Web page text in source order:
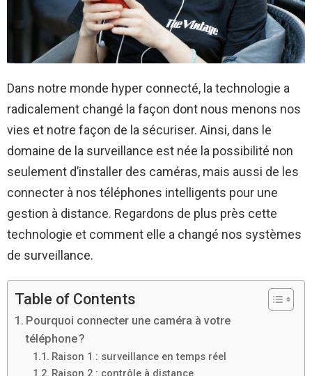
Dans notre monde hyper connecté, la technologie a
radicalement changé la façon dont nous menons nos
vies et notre façon de la sécuriser. Ainsi, dans le
domaine de la surveillance est née la possibilité non
seulement d’installer des caméras, mais aussi de les
connecter à nos téléphones intelligents pour une
gestion à distance. Regardons de plus près cette
technologie et comment elle a changé nos systèmes
de surveillance.
Table of Contents
Pourquoi connecter une caméra à votre
téléphone ?
Raison 1 : surveillance en temps réel
Raison 2 : contrôle à distance